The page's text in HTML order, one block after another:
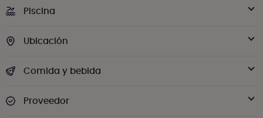
Piscina
Ubicación
Comida y bebida
Proveedor